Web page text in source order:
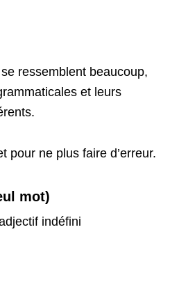
ressemblent beaucoup,
et leurs
pour ne plus faire d’erreur.
mot)
indéfini